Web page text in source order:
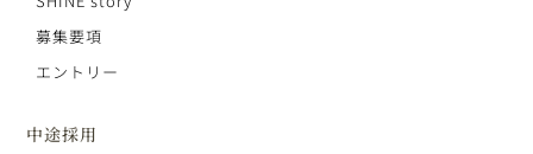
募集要項
エントリー
中途採用